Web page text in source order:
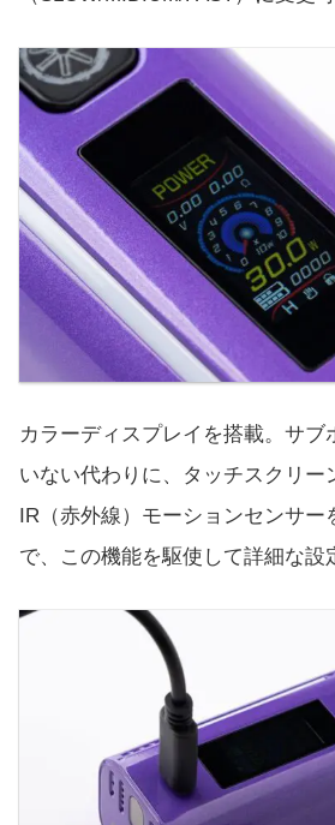
カラーディスプレイを搭載。サブ
いない代わりに、タッチスクリー
IR（赤外線）モーションセンサー
で、この機能を駆使して詳細な設